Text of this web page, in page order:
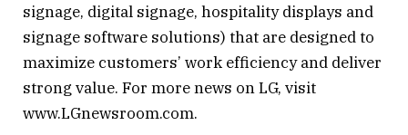
signage, digital signage, hospitality displays and
signage software solutions) that are designed to
maximize customers’ work efficiency and deliver
strong value. For more news on LG, visit
www.LGnewsroom.com.